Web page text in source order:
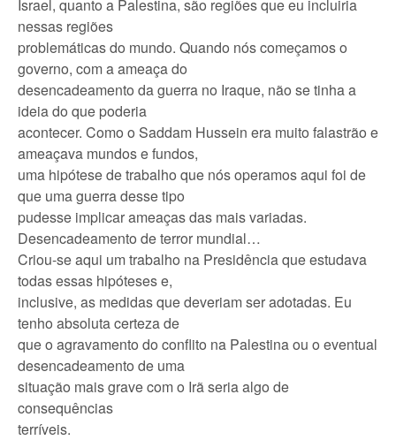
Israel, quanto a Palestina, são regiões que eu incluiria
nessas regiões
problemáticas do mundo. Quando nós começamos o
governo, com a ameaça do
desencadeamento da guerra no Iraque, não se tinha a
ideia do que poderia
acontecer. Como o Saddam Hussein era muito falastrão e
ameaçava mundos e fundos,
uma hipótese de trabalho que nós operamos aqui foi de
que uma guerra desse tipo
pudesse implicar ameaças das mais variadas.
Desencadeamento de terror mundial…
Criou-se aqui um trabalho na Presidência que estudava
todas essas hipóteses e,
inclusive, as medidas que deveriam ser adotadas. Eu
tenho absoluta certeza de
que o agravamento do conflito na Palestina ou o eventual
desencadeamento de uma
situação mais grave com o Irã seria algo de
consequências
terríveis.